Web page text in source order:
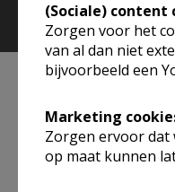
(Sociale) content
Zorgen voor het
van al dan niet
bijvoorbeeld een
Marketing
Zorgen ervoor dat
op maat kunnen